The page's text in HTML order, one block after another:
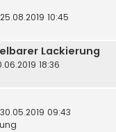
25.08.2019 10:45
Lackierung
18:36
30.05.2019 09:43